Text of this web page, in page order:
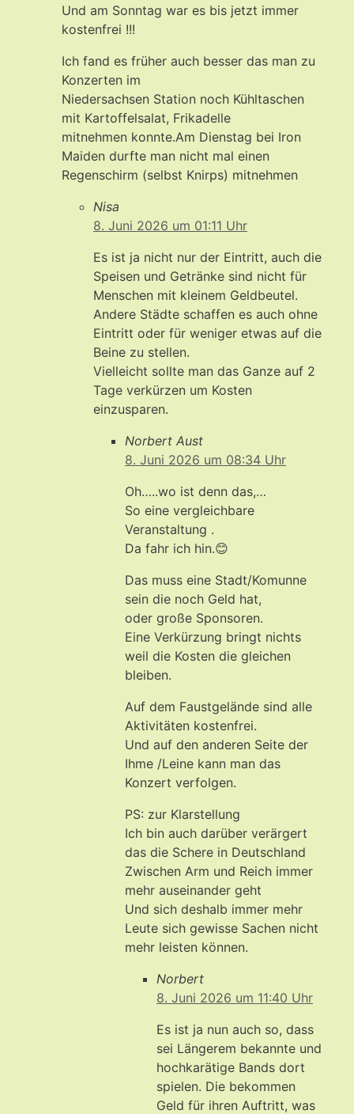
Und am Sonntag war es bis jetzt immer
kostenfrei !!!
Ich fand es früher auch besser das man zu
Konzerten im
Niedersachsen Station noch Kühltaschen
mit Kartoffelsalat, Frikadelle
mitnehmen konnte.Am Dienstag bei Iron
Maiden durfte man nicht mal einen
Regenschirm (selbst Knirps) mitnehmen
Nisa
8. Juni 2026 um 01:11 Uhr
Es ist ja nicht nur der Eintritt, auch die
Speisen und Getränke sind nicht für
Menschen mit kleinem Geldbeutel.
Andere Städte schaffen es auch ohne
Eintritt oder für weniger etwas auf die
Beine zu stellen.
Vielleicht sollte man das Ganze auf 2
Tage verkürzen um Kosten
einzusparen.
Norbert Aust
8. Juni 2026 um 08:34 Uhr
Oh…..wo ist denn das,…
So eine vergleichbare
Veranstaltung .
Da fahr ich hin.😊
Das muss eine Stadt/Komunne
sein die noch Geld hat,
oder große Sponsoren.
Eine Verkürzung bringt nichts
weil die Kosten die gleichen
bleiben.
Auf dem Faustgelände sind alle
Aktivitäten kostenfrei.
Und auf den anderen Seite der
Ihme /Leine kann man das
Konzert verfolgen.
PS: zur Klarstellung
Ich bin auch darüber verärgert
das die Schere in Deutschland
Zwischen Arm und Reich immer
mehr auseinander geht
Und sich deshalb immer mehr
Leute sich gewisse Sachen nicht
mehr leisten können.
Norbert
8. Juni 2026 um 11:40 Uhr
Es ist ja nun auch so, dass
sei Längerem bekannte und
hochkarätige Bands dort
spielen. Die bekommen
Geld für ihren Auftritt, was